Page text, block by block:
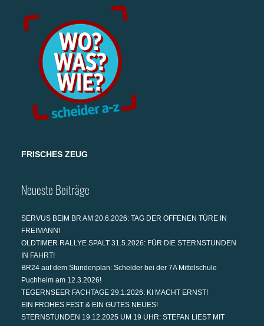
FRISCHES ZEUG
Neueste Beiträge
SERVUS BEIM BR AM 20.6.2026: TAG DER OFFENEN TÜRE IN
FREIMANN!
OLDTIMER RALLYE SPALT 31.5.2026: FÜR DIE STERNSTUNDEN
IN FAHRT!
BR24 auf dem Stundenplan: Scheider bei der 7A Mittelschule
Puchheim am 12.3.2026!
TEGERNSEER FACHTAGE 29.1.2026: KI MACHT ERNST!
EIN FROHES FEST & EIN GUTES NEUES!
STERNSTUNDEN 19.12.2025 UM 19 UHR: STEFAN LIEST MIT